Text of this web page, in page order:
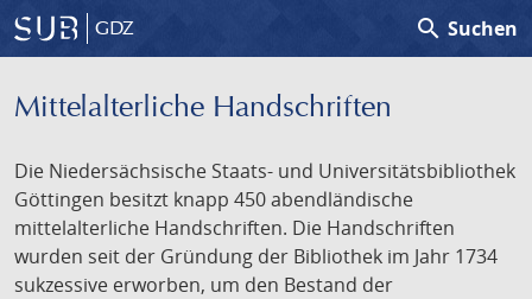
GDZ search Suchen
Mittelalterliche Handschriften
Die Niedersächsische Staats- und Universitätsbibliothek
Göttingen besitzt knapp 450 abendländische
mittelalterliche Handschriften. Die Handschriften
wurden seit der Gründung der Bibliothek im Jahr 1734
sukzessive erworben, um den Bestand der